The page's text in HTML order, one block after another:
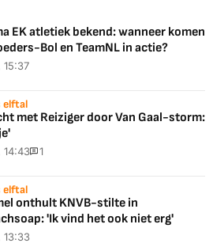
EK atletiek bekend: wanneer komen
Bol en TeamNL in actie?
15:37
elftal
met Reiziger door Van Gaal-storm:
14:43 1
elftal
onthult KNVB-stilte in
'Ik vind het ook niet erg'
13:33